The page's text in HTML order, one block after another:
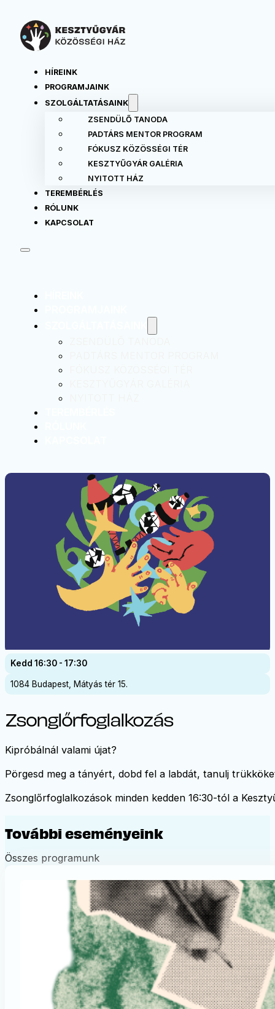
HÍREINK
PROGRAMJAINK
SZOLGÁLTATÁSAINK
ZSENDÜLŐ TANODA
PADTÁRS MENTOR PROGRAM
FÓKUSZ KÖZÖSSÉGI TÉR
KESZTYŰGYÁR GALÉRIA
NYITOTT HÁZ
TEREMBÉRLÉS
RÓLUNK
KAPCSOLAT
Kedd 16:30 - 17:30
1084 Budapest, Mátyás tér 15.
Zsonglőrfoglalkozás
Kipróbálnál valami újat?
Pörgesd meg a tányért, dobd fel a labdát, tanulj
Zsonglőrfoglalkozások minden kedden 16:30-tól a
További eseményeink
Összes programunk